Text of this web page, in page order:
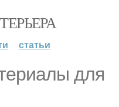
статьи
для